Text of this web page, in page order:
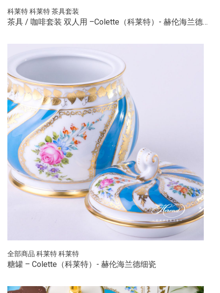
科莱特科莱特茶具套装
茶具 / 咖啡套装 双人用 –Colette（科莱特）- 赫伦海兰德…
全部商品 科莱特科莱特
糖罐 – Colette（科莱特）- 赫伦海兰德细瓷